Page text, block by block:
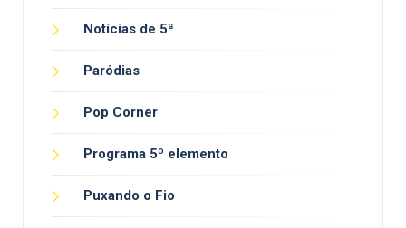
Notícias de 5ª
Paródias
Pop Corner
Programa 5º elemento
Puxando o Fio